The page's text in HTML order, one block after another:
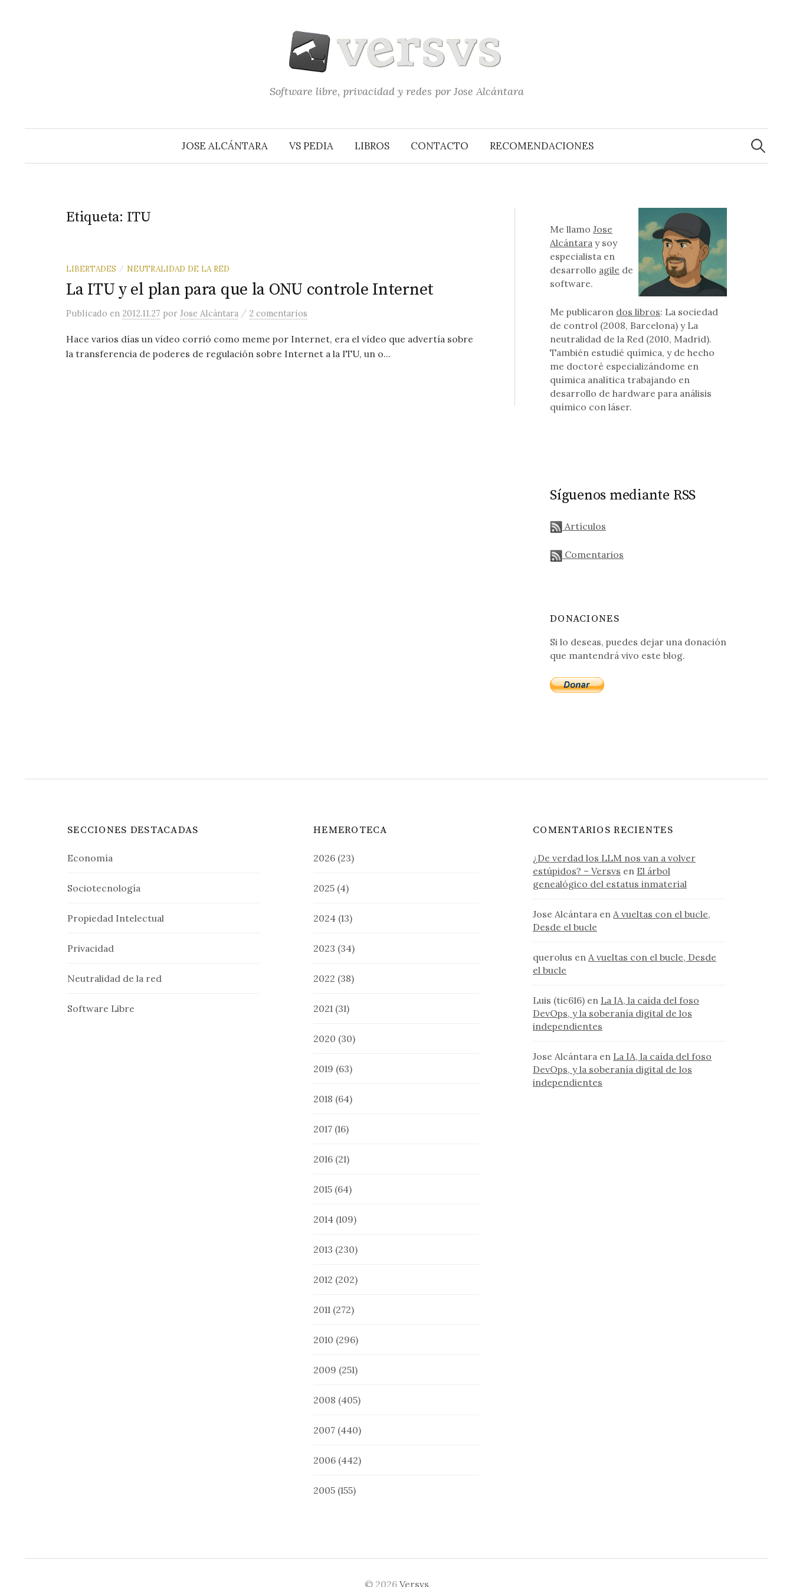
Software libre, privacidad y redes por Jose Alcántara
JOSE ALCÁNTARA VS PEDIA LIBROS CONTACTO RECOMENDACIONES
Buscar:
Etiqueta: ITU
LIBERTADES / NEUTRALIDAD DE LA RED
La ITU y el plan para que la ONU controle Internet
Publicado en 2012.11.27 por Jose Alcántara / 2 comentarios
Hace varios días un vídeo corrió como meme por Internet, era el vídeo que advertía sobre
la transferencia de poderes de regulación sobre Internet a la ITU, un o...
Me llamoJose
Alcántara y soy
especialista en
desarrollo agile de
software.
Me publicaron dos libros: La sociedad
de control (2008, Barcelona) y La
neutralidad de la Red (2010, Madrid).
También estudié química, y de hecho
me doctoré especializándome en
química analítica trabajando en
desarrollo de hardware para análisis
químico con láser.
Síguenos mediante RSS
Artículos
Comentarios
DONACIONES
Si lo deseas, puedes dejar una donación
que mantendrá vivo este blog.
SECCIONES DESTACADAS
Economía
Sociotecnología
Propiedad Intelectual
Privacidad
Neutralidad de la red
Software Libre
HEMEROTECA
2026 (23)
2025 (4)
2024 (13)
2023 (34)
2022 (38)
2021 (31)
2020 (30)
2019 (63)
2018 (64)
2017 (16)
2016 (21)
2015 (64)
2014 (109)
2013 (230)
2012 (202)
2011 (272)
2010 (296)
2009 (251)
2008 (405)
2007 (440)
2006 (442)
2005 (155)
COMENTARIOS RECIENTES
¿De verdad los LLM nos van a volver
estúpidos? – Versvs en El árbol
genealógico del estatus inmaterial
Jose Alcántara en A vueltas con el bucle,
Desde el bucle
querolus en A vueltas con el bucle, Desde
el bucle
Luis (tic616) en La IA, la caída del foso
DevOps, y la soberanía digital de los
independientes
Jose Alcántara en La IA, la caída del foso
DevOps, y la soberanía digital de los
independientes
© 2026 Versvs